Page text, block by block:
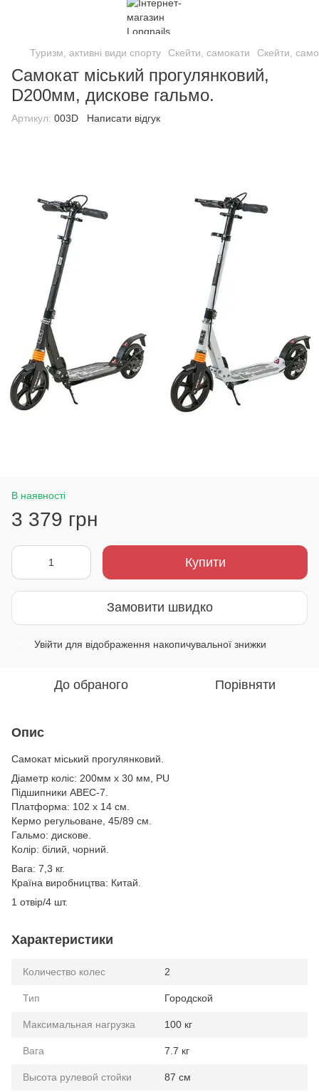
Туризм, активні види спорту Скейти, самокати Скейти,
Самокат міський прогулянковий,
D200мм, дискове гальмо.
Артикул: 003D Написати відгук
В наявності
3 379 грн
Купити
Замовити швидко
Увійти для відображення накопичувальної знижки
До обраного Порівняти
Опис
Самокат міський прогулянковий.
Діаметр коліс: 200мм х 30 мм, PU
Підшипники ABEC-7.
Платформа: 102 х 14 см.
Кермо регульоване, 45/89 см.
Гальмо: дискове.
Колір: білий, чорний.
Вага: 7,3 кг.
Країна виробництва: Китай.
1 отвір/4 шт.
Характеристики
Количество колес 2
Тип Городской
Максимальная нагрузка 100 кг
Вага 7.7 кг
Высота рулевой стойки 87 см